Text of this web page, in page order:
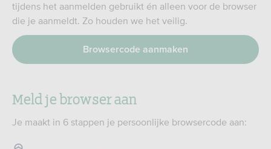
tijdens het aanmelden gebruikt én alleen voor de browser
die je aanmeldt. Zo houden we het veilig.
Browsercode aanmaken
Meld je browser aan
Je maakt in 6 stappen je persoonlijke browsercode aan: